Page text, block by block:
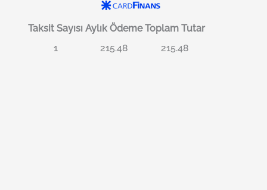
Taksit Sayısı Aylık Ödeme Toplam Tutar
1
215.48 215.48